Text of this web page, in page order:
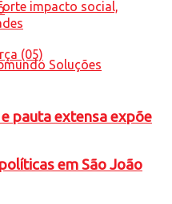
pauta extensa expõe
em São João
Soluções